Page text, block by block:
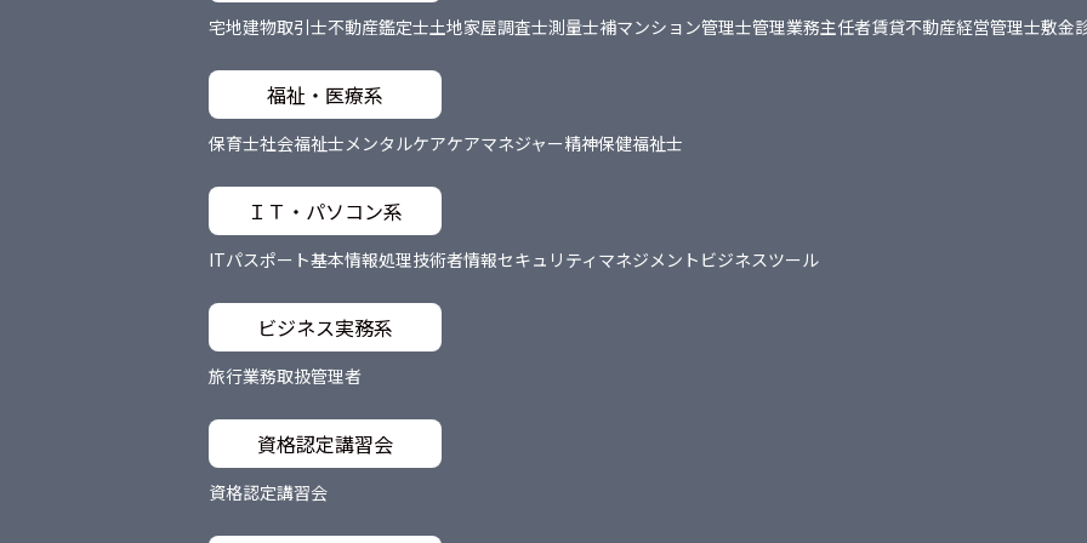
宅地建物取引士不動産鑑定士土地家屋調査士測量士補マンション管理士管理業務主任者賃貸不動産経営管理士敷金
福祉・医療系
保育士社会福祉士 メンタルケアケアマネジャー精神保健福祉士
ＩＴ・パソコン系
ITパスポート基本情報処理技術者情報セキュリティマネジメント ビジネスツール
ビジネス実務系
旅行業務取扱管理者
資格認定講習会
資格認定講習会